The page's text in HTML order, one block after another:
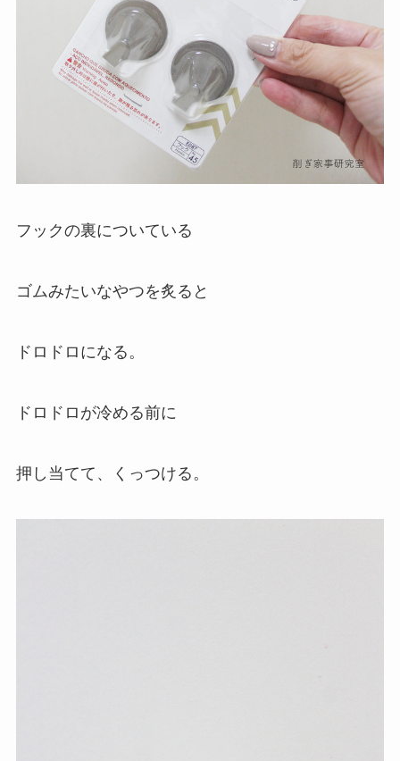
フックの裏についている
ゴムみたいなやつを炙ると
ドロドロになる。
ドロドロが冷める前に
押し当てて、くっつける。